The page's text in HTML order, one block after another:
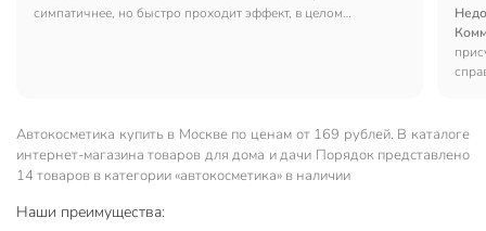
симпатичнее, но быстро проходит эффект, в целом
Автокосметика купить в Москве по ценам от 169 рублей. В каталоге
интернет-магазина товаров для дома и дачи Порядок представлено
14 товаров в категории «автокосметика» в наличии
Наши преимущества: